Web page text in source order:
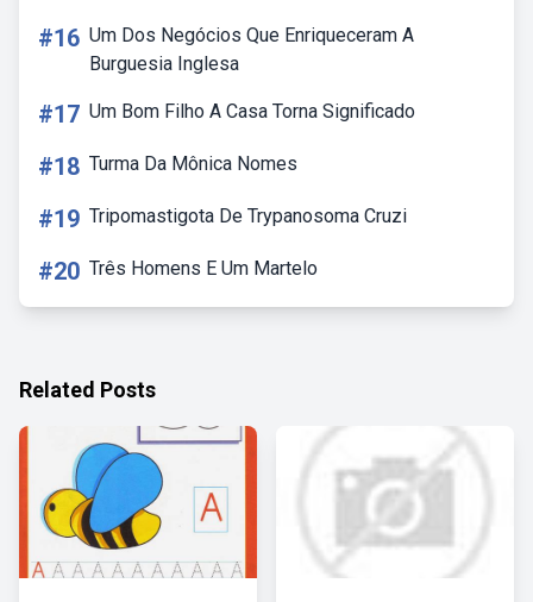
#16 Um Dos Negócios Que Enriqueceram A
Burguesia Inglesa
#17 Um Bom Filho A Casa Torna Significado
#18 Turma Da Mônica Nomes
#19 Tripomastigota De Trypanosoma Cruzi
#20 Três Homens E Um Martelo
Related Posts